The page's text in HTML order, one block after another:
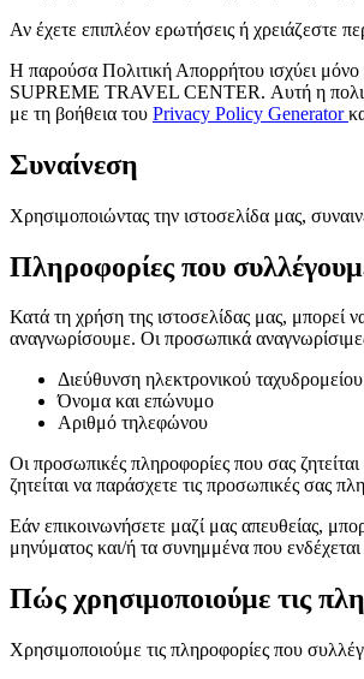
Αν έχετε επιπλέον ερωτήσεις ή χρειάζεστε
Η παρούσα Πολιτική Απορρήτου ισχύει μόνο
SUPREME TRAVEL CENTER. Αυτή η
με τη βοήθεια του Privacy Policy Generator
Συναίνεση
Χρησιμοποιώντας την ιστοσελίδα μας,
Πληροφορίες που
Κατά τη χρήση της ιστοσελίδας μας, μπορεί
αναγνωρίσουμε. Οι προσωπικά
Διεύθυνση ηλεκτρονικού ταχυδρομείου
Όνομα και επώνυμο
Αριθμό τηλεφώνου
Οι προσωπικές πληροφορίες που σας
ζητείται να παράσχετε τις προσωπικές σας
Εάν επικοινωνήσετε μαζί μας απευθείας,
μηνύματος και/ή τα συνημμένα που
Πώς χρησιμοποιούμε τις
Χρησιμοποιούμε τις πληροφορίες που